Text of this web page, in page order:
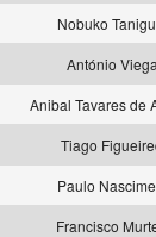
Nobuko
António
Anibal Tavares de
Tiago
Paulo
Francisco